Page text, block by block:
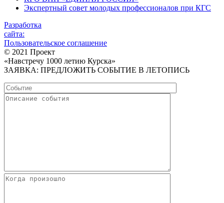
Экспертный совет молодых профессионалов при КГС
Разработка
сайта:
Пользовательское соглашение
© 2021 Проект
«Навстречу 1000 летию Курска»
ЗАЯВКА: ПРЕДЛОЖИТЬ СОБЫТИЕ В ЛЕТОПИСЬ